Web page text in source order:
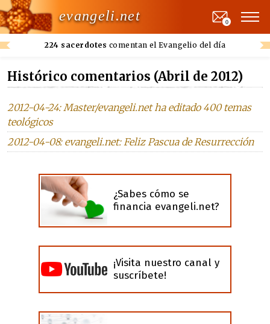
evangeli.net
224 sacerdotes comentan el Evangelio del día
0
Histórico comentarios (Abril de 2012)
2012-04-24: Master/evangeli.net ha editado 400 temas
teológicos
2012-04-08: evangeli.net: Feliz Pascua de Resurrección
¿Sabes cómo se
financia evangeli.net?
¡Visita nuestro canal y
suscríbete!